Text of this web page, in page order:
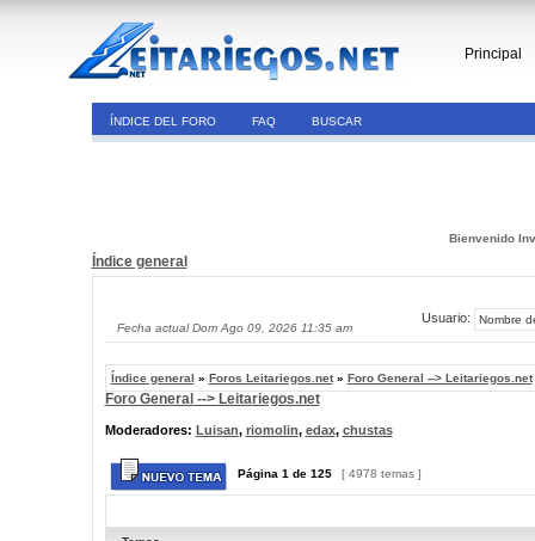
Principal
ÍNDICE DEL FORO FAQ BUSCAR
Bienvenido
Índice general
Fecha actual Dom Ago 09, 2026 11:35 am
Usuario:
Índice general » Foros Leitariegos.net» Foro General --> Leitariegos.net
Foro General --> Leitariegos.net
Moderadores: Luisan, riomolin, edax, chustas
Página 1 de 125 [ 4978 temas ]